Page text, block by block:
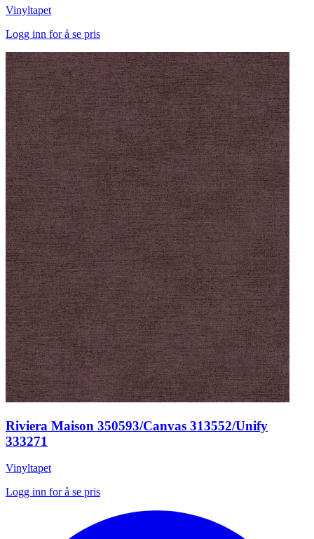
Vinyltapet
Logg inn for å se pris
Riviera Maison 350593/Canvas 313552/Unify
333271
Vinyltapet
Logg inn for å se pris